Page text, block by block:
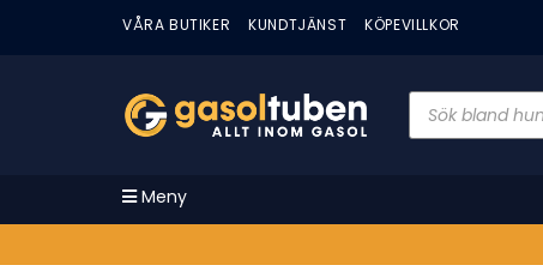
VÅRA BUTIKER KUNDTJÄNST KÖPEVILLKOR
Meny